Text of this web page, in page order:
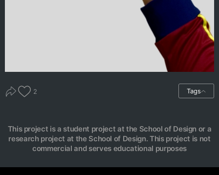
2 Tags
This project is a student project at the School of Design or a
research project at the School of Design. This project is not
commercial and serves educational purposes